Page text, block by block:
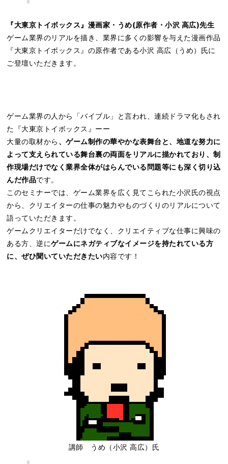
『大東京トイボックス』漫画家・うめ(原作者・小沢 高広)先生
ゲーム業界のリアルを描き、業界に多くの影響を与えた漫画作品
『大東京トイボックス』の原作者である小沢 高広（うめ）氏に
ご登壇いただきます。
ゲーム業界の人から「バイブル」と言われ、連続ドラマ化もされ
た『大東京トイボックス』ーー
大量の取材から 、ゲーム制作の華やかな表舞台と、地道な努力に
よって支えられている舞台裏の両面をリアルに描かれており、制
作現場だけでなく業界全体がはらんでいる問題等にも深く切り込
んだ作品です。
このセミナーでは、ゲーム業界を広く見てこられた小沢氏の視点
から、クリエイターの仕事の魅力やものづくりのリアルについて
語っていただきます。
ゲームクリエイターだけでなく、クリエイティブな仕事に興味の
ある方、逆にゲームにネガティブなイメージを持たれている方
に、ぜひ聞いていただきたい内容です！
講師 うめ（小沢 高広）氏